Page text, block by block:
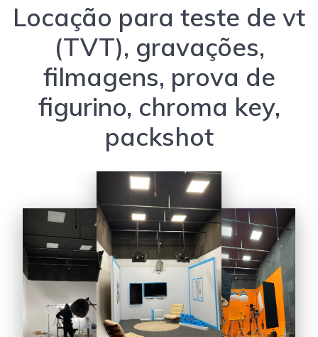
Locação para teste de vt
(TVT), gravações,
filmagens, prova de
figurino, chroma key,
packshot